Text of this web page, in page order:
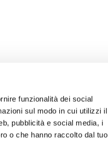
funzionalità dei social
sul modo in cui utilizzi il
pubblicità e social media, i
o che hanno raccolto dal tuo